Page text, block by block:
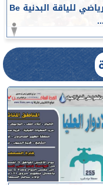
جامعة أسيوط تشهد انطلاق ”اللقاء الرياضي للياقة البدنية Be